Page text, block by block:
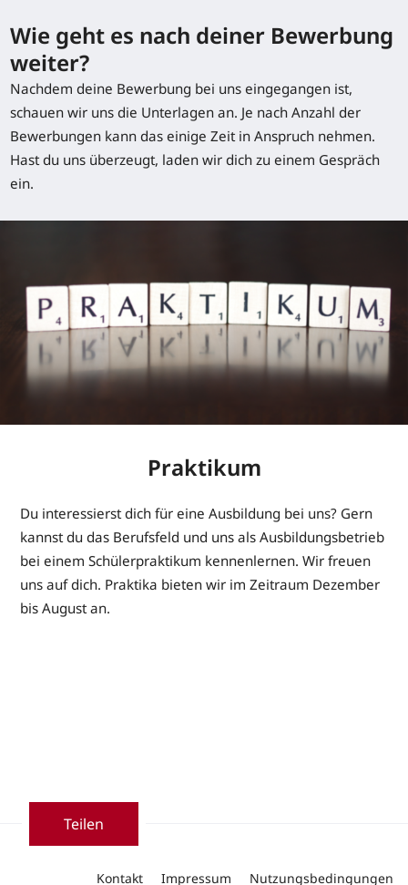
Wie geht es nach deiner Bewerbung
weiter?
Nachdem deine Bewerbung bei uns eingegangen ist,
schauen wir uns die Unterlagen an. Je nach Anzahl der
Bewerbungen kann das einige Zeit in Anspruch nehmen.
Hast du uns überzeugt, laden wir dich zu einem Gespräch
ein.
Praktikum
Du interessierst dich für eine Ausbildung bei uns? Gern
kannst du das Berufsfeld und uns als Ausbildungsbetrieb
bei einem Schülerpraktikum kennenlernen. Wir freuen
uns auf dich. Praktika bieten wir im Zeitraum Dezember
bis August an.
Teilen
Kontakt Impressum Nutzungsbedingungen